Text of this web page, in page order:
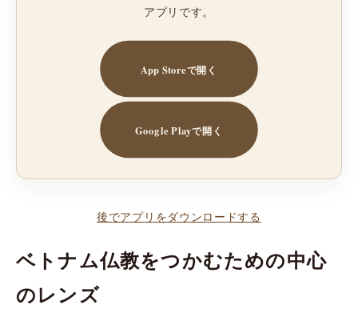
アプリです。
App Storeで開く
Google Playで開く
後でアプリをダウンロードする
ベトナム仏教をつかむための中心
のレンズ